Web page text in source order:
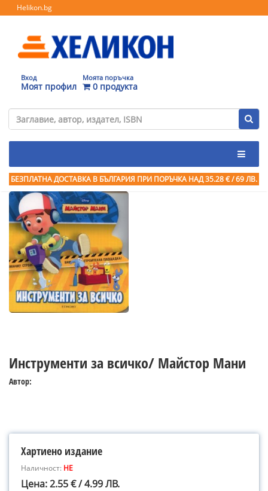
Helikon.bg
Вход
Моят профил
Моята поръчка
0 продукта
БЕЗПЛАТНА ДОСТАВКА В БЪЛГАРИЯ ПРИ ПОРЪЧКА НАД 35.28 € / 69 ЛВ.
Инструменти за всичко/ Майстор Мани
Автор:
Хартиено издание
Наличност: НЕ
Цена: 2.55 € / 4.99 ЛВ.